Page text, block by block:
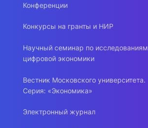
Конференции
Конкурсы на гранты и НИР
Научный семинар по исследованиям
цифровой экономики
Вестник Московского университета.
Серия: «Экономика»
Электронный журнал